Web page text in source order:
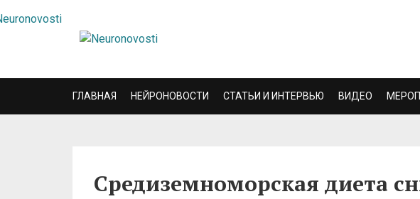
ГЛАВНАЯ НЕЙРОНОВОСТИ СТАТЬИ И ИНТЕРВЬЮ ВИДЕО
Средиземноморская диета